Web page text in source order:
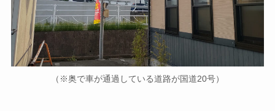
（※奥で車が通過している道路が国道20号）